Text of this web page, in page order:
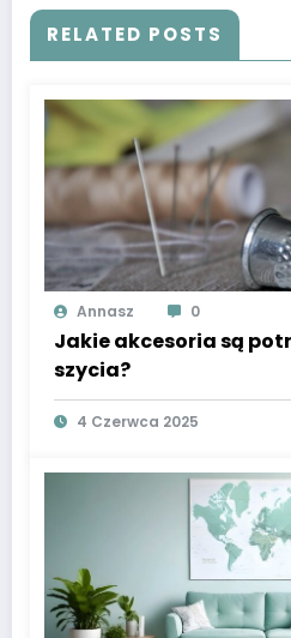
RELATED POSTS
Annasz 0
Jakie akcesoria są
szycia?
4 Czerwca 2025